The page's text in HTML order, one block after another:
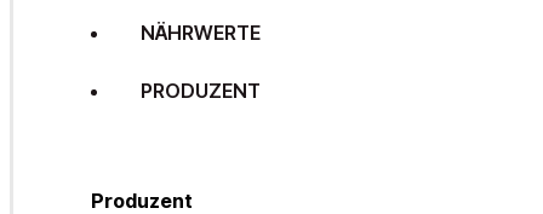
NÄHRWERTE
PRODUZENT
Produzent